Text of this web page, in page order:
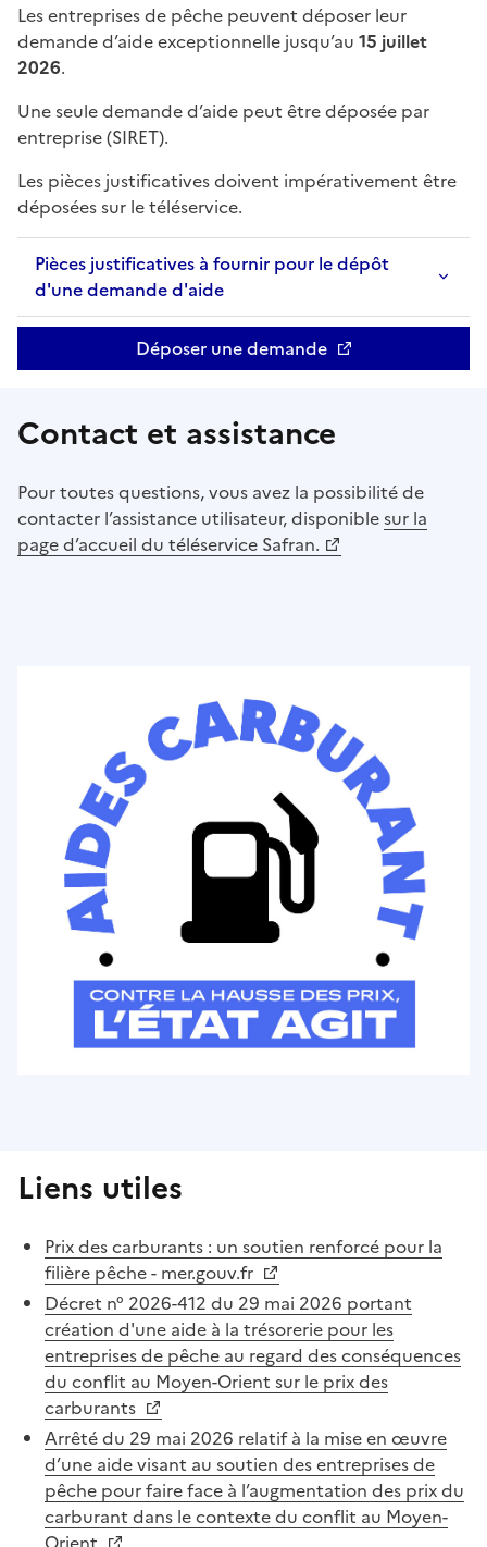
Les entreprises de pêche peuvent déposer leur
demande d’aide exceptionnelle jusqu’au 15 juillet
2026.
Une seule demande d’aide peut être déposée par
entreprise (SIRET).
Les pièces justificatives doivent impérativement être
déposées sur le téléservice.
Pièces justificatives à fournir pour le dépôt
d'une demande d'aide
Déposer une demande
Contact et assistance
Pour toutes questions, vous avez la possibilité de
contacter l’assistance utilisateur, disponiblesur la
page d’accueil du téléservice Safran.
Liens utiles
Prix des carburants : un soutien renforcé pour la
filière pêche - mer.gouv.fr
Décret n° 2026-412 du 29 mai 2026 portant
création d'une aide à la trésorerie pour les
entreprises de pêche au regard des conséquences
du conflit au Moyen-Orient sur le prix des
carburants
Arrêté du 29 mai 2026 relatif à la mise en œuvre
d’une aide visant au soutien des entreprises de
pêche pour faire face à l’augmentation des prix du
carburant dans le contexte du conflit au Moyen-